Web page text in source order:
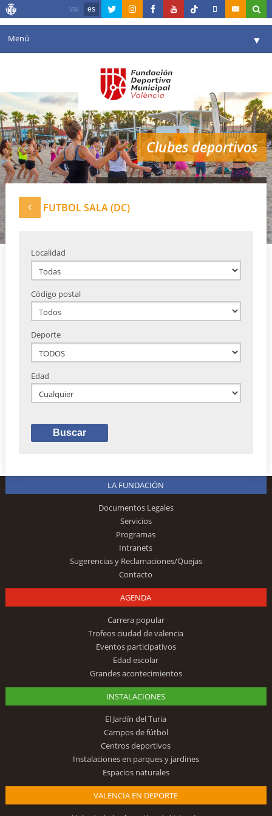
val es
Menú ▼
Agenda
Instalaciones ▼
Comunicación ▼
Valencia en deporte ▼
Clubes deportivos
Red de clubes deportivos de Valencia
FUTBOL SALA (DC)
Localidad
Código postal
Deporte
Edad
LA FUNDACIÓN
Documentos Legales
Servicios
Programas
Intranets
Sugerencias y Reclamaciones/Quejas
Contacto
AGENDA
Carrera popular
Trofeos ciudad de valencia
Eventos participativos
Edad escolar
Grandes acontecimientos
INSTALACIONES
El Jardín del Turia
Campos de fútbol
Centros deportivos
Instalaciones en parques y jardines
Espacios naturales
VALENCIA EN DEPORTE